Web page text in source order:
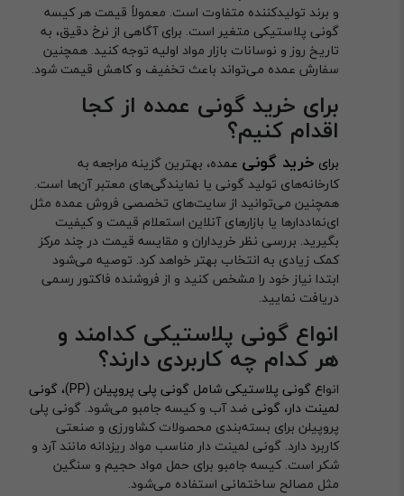
و برند تولیدکننده متفاوت است. معمولاً قیمت هر کیسه
گونی پلاستیکی متغیر است. برای آگاهی از نرخ دقیق، به
تاریخ روز و نوسانات بازار مواد اولیه توجه کنید. همچنین
سفارش عمده می‌تواند باعث تخفیف و کاهش قیمت شود.
برای خرید گونی عمده از کجا
اقدام کنیم؟
برای خرید گونی عمده، بهترین گزینه مراجعه به
کارخانه‌های تولید گونی یا نمایندگی‌های معتبر آن‌ها است.
همچنین می‌توانید از سایت‌های تخصصی فروش عمده مثل
ای‌نماددارها یا بازارهای آنلاین استعلام قیمت و کیفیت
بگیرید. بررسی نظر خریداران و مقایسه قیمت در چند مرکز
کمک زیادی به انتخاب بهتر خواهد کرد. توصیه می‌شود
ابتدا نیاز خود را مشخص کنید و از فروشنده فاکتور رسمی
دریافت نمایید.
انواع گونی پلاستیکی کدامند و
هر کدام چه کاربردی دارند؟
انوا
ع گونی پلاستیکی شامل گونی پلی پروپیلن (PP)، گونی
لمینت دار، گونی ضد آب و کیسه جامبو می‌شود. گونی پلی
پروپیلن برای بسته‌بندی محصولات کشاورزی و صنعتی
کاربرد دارد. گونی لمینت دار مناسب مواد ریزدانه مانند آرد و
شکر است. کیسه جامبو برای حمل مواد حجیم و سنگین
مثل مصالح ساختمانی استفاده می‌شود.